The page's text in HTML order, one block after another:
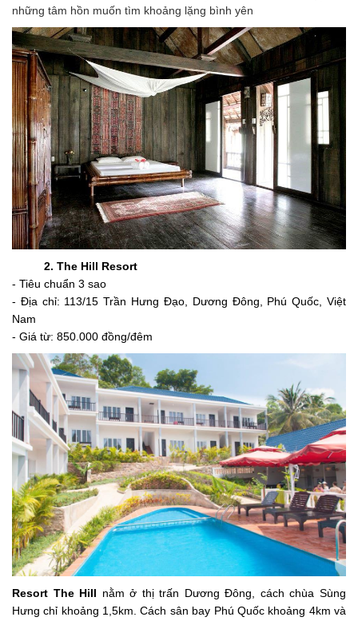
những tâm hồn muốn tìm khoảng lặng bình yên
2. The Hill Resort
- Tiêu chuẩn 3 sao
- Địa chỉ: 113/15 Trần Hưng Đạo, Dương Đông, Phú Quốc, Việt
Nam
- Giá từ: 850.000 đồng/đêm
Resort The Hill nằm ở thị trấn Dương Đông, cách chùa Sùng
Hưng chỉ khoảng 1,5km. Cách sân bay Phú Quốc khoảng 4km và